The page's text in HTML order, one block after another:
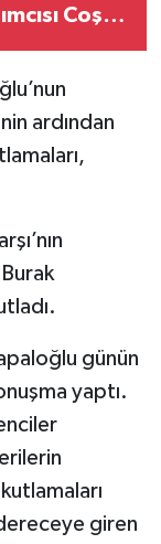
Coştu
ardından
günün
yaptı.
giren